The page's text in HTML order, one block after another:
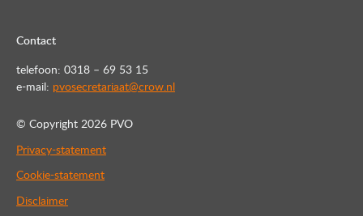
Contact
telefoon: 0318 – 69 53 15
e-mail: pvosecretariaat@crow.nl
© Copyright 2026 PVO
Privacy-statement
Cookie-statement
Disclaimer